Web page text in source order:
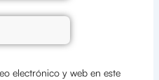
electrónico y web en este